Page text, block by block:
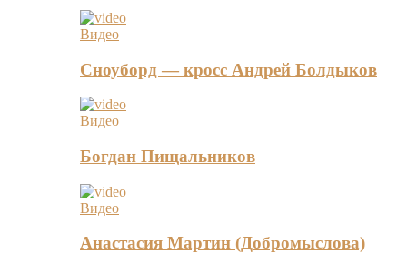
Видео
Сноуборд — кросс Андрей Болдыков
Видео
Богдан Пищальников
Видео
Анастасия Мартин (Добромыслова)